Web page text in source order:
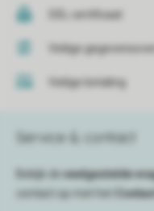
SSL certificaat
Veilige
Veilige betaling
Service & contact
Bekijk de veelgestelde
contact op met het